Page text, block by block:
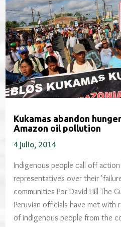
Kukamas abandon
Amazon oil pollution
4 julio, 2014
Indigenous people call off
representatives over their
communities Por David Hill The
Peruvian officials have met with
of indigenous people from the